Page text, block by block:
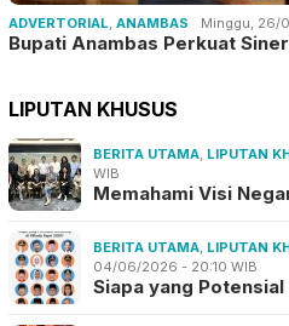
ADVERTORIAL, ANAMBAS Minggu, 26/
Bupati Anambas Perkuat
LIPUTAN KHUSUS
BERITA UTAMA, LIPUTAN
WIB
Memahami Visi
BERITA UTAMA, LIPUTAN
04/06/2026 - 20:10 WIB
Siapa yang